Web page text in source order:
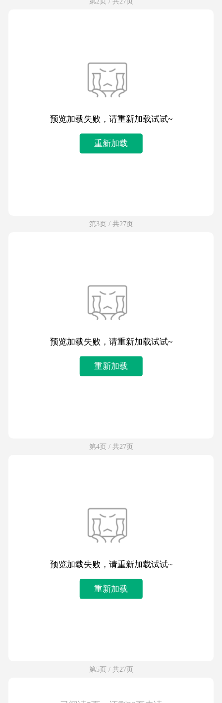
预览加载失败，请重新加载试试~
重新加载
第3页 / 共27页
预览加载失败，请重新加载试试~
重新加载
第4页 / 共27页
预览加载失败，请重新加载试试~
重新加载
第5页 / 共27页